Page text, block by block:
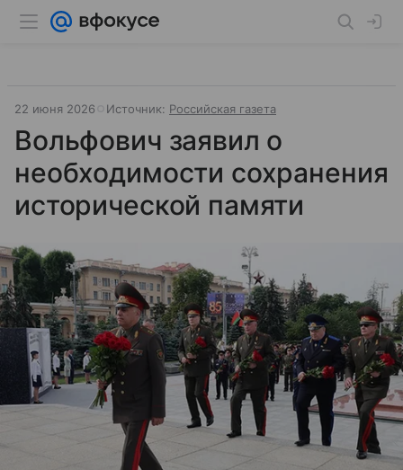
22 июня 2026 Источник: Российская газета
Вольфович заявил о
необходимости сохранения
исторической памяти